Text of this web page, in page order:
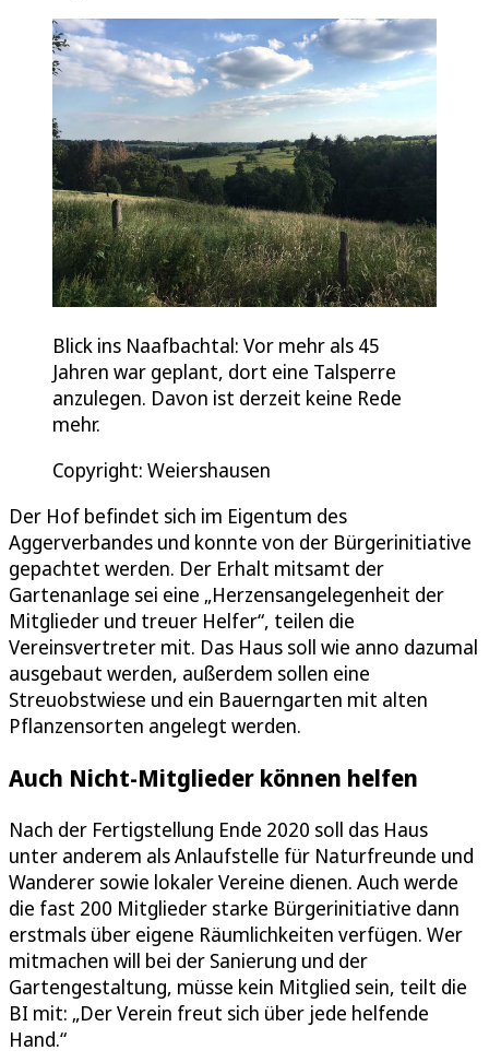
Blick ins Naafbachtal: Vor mehr als 45
Jahren war geplant, dort eine Talsperre
anzulegen. Davon ist derzeit keine Rede
mehr.
Copyright: Weiershausen
Der Hof befindet sich im Eigentum des
Aggerverbandes und konnte von der Bürgerinitiative
gepachtet werden. Der Erhalt mitsamt der
Gartenanlage sei eine „Herzensangelegenheit der
Mitglieder und treuer Helfer“, teilen die
Vereinsvertreter mit. Das Haus soll wie anno dazumal
ausgebaut werden, außerdem sollen eine
Streuobstwiese und ein Bauerngarten mit alten
Pflanzensorten angelegt werden.
Auch Nicht-Mitglieder können helfen
Nach der Fertigstellung Ende 2020 soll das Haus
unter anderem als Anlaufstelle für Naturfreunde und
Wanderer sowie lokaler Vereine dienen. Auch werde
die fast 200 Mitglieder starke Bürgerinitiative dann
erstmals über eigene Räumlichkeiten verfügen. Wer
mitmachen will bei der Sanierung und der
Gartengestaltung, müsse kein Mitglied sein, teilt die
BI mit: „Der Verein freut sich über jede helfende
Hand.“